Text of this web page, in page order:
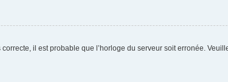
il est probable que l’horloge du serveur soit erronée.